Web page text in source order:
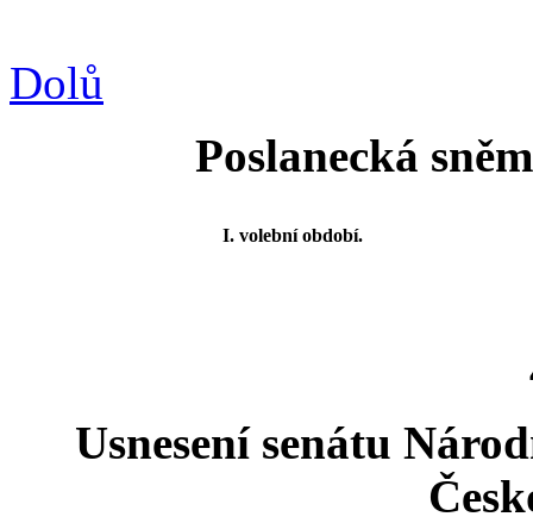
Dolů
Poslanecká
I. volební období.
Usnesení senátu